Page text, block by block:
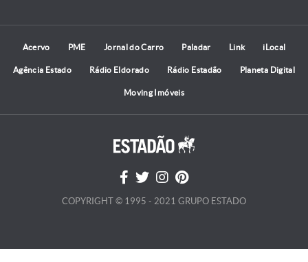
Acervo PME Jornal do Carro Paladar Link iLocal
Agência Estado Rádio Eldorado Rádio Estadão Planeta Digital
Moving Imóveis
COPYRIGHT © 1995 - 2021 GRUPO ESTADO